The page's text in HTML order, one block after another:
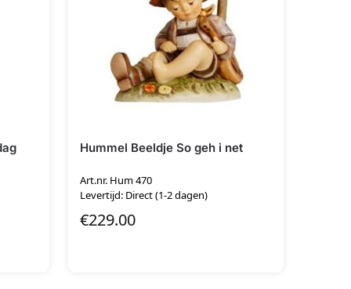
Hummel Beeldje So geh i net
Art.nr. Hum 470
Levertijd: Direct (1-2 dagen)
€229.00